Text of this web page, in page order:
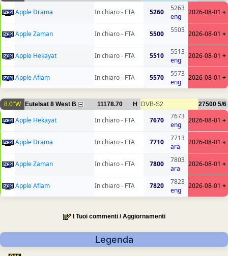
Apple Drama In chiaro - FTA 5260
5263
eng
2026-08-01 +
Apple Zaman In chiaro - FTA 5500 5503 2026-08-01 +
Apple Hekayat In chiaro - FTA 5510
5513
eng
2026-08-01 +
Apple Aflam In chiaro - FTA 5570
5573
eng
2026-08-01 +
8.0°W Eutelsat 8 West B 11178.70 H DVB-S2 27500 5/6
Apple Hekayat In chiaro - FTA 7670
7673
eng
2026-08-01 +
Apple Drama In chiaro - FTA 7710
7713
ara
2026-08-01 +
Apple Zaman In chiaro - FTA 7800
7803
ara
2026-08-01 +
Apple Aflam In chiaro - FTA 7820
7823
eng
2026-08-01 +
I Tuoi commenti / Aggiornamenti
Legenda